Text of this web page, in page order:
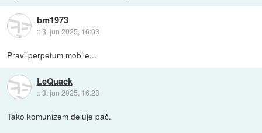
bm1973
::3. jun 2025, 16:03
Pravi perpetum mobile...
LeQuack
::3. jun 2025, 16:23
Tako komunizem deluje pač.